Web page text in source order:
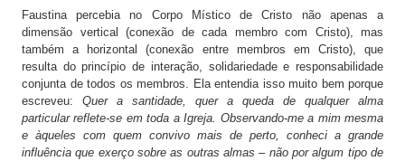
Faustina percebia no Corpo Místico de Cristo não apenas a
dimensão vertical (conexão de cada membro com Cristo), mas
também a horizontal (conexão entre membros em Cristo), que
resulta do princípio de interação, solidariedade e responsabilidade
conjunta de todos os membros. Ela entendia isso muito bem porque
escreveu: Quer a santidade, quer a queda de qualquer alma
particular reflete-se em toda a Igreja. Observando-me a mim mesma
e àqueles com quem convivo mais de perto, conheci a grande
influência que exerço sobre as outras almas – não por algum tipo de